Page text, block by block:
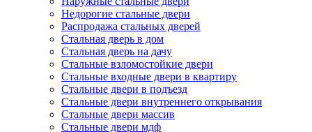
Недорогие стальные двери
Распродажа стальных дверей
Стальная дверь в дом
Стальная дверь на дачу
Стальные взломостойкие двери
Стальные входные двери в квартиру
Стальные двери в подъезд
Стальные двери внутреннего открывания
Стальные двери массив
Стальные двери мдф